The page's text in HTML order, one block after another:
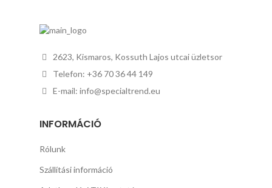
2623, Kismaros, Kossuth Lajos utcai üzletsor
Telefon: +36 70 36 44 149
E-mail: info@specialtrend.eu
INFORMÁCIÓ
Rólunk
Szállítási információ